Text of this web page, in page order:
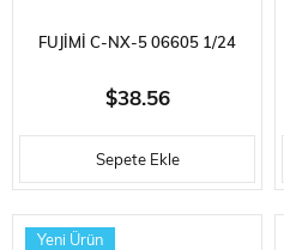
FUJIMI C-NX-5 06605 1/24
ÖLÇEK, SUZUKI HUSTLER
(PURE WHITE PEARL),
OTOMOBIL PLASTIK MODEL
$38.56
Sepete Ekle
Yeni Ürün